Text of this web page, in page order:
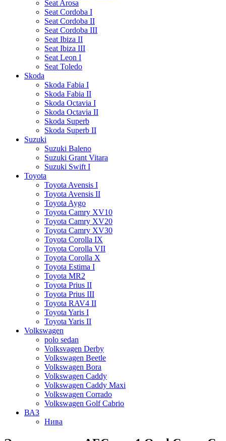
Seat Arosa
Seat Cordoba I
Seat Cordoba II
Seat Cordoba III
Seat Ibiza II
Seat Ibiza III
Seat Leon I
Seat Toledo
Skoda
Skoda Fabia I
Skoda Fabia II
Skoda Octavia I
Skoda Octavia II
Skoda Superb
Skoda Superb II
Suzuki
Suzuki Baleno
Suzuki Grant Vitara
Suzuki Swift I
Toyota
Toyota Avensis I
Toyota Avensis II
Toyota Aygo
Toyota Camry XV10
Toyota Camry XV20
Toyota Camry XV30
Toyota Corolla IX
Toyota Corolla VII
Toyota Corolla X
Toyota Estima I
Toyota MR2
Toyota Prius II
Toyota Prius III
Toyota RAV4 II
Toyota Yaris I
Toyota Yaris II
Volkswagen
polo sedan
Volksvagen Derby
Volkswagen Beetle
Volkswagen Bora
Volkswagen Caddy
Volkswagen Caddy Maxi
Volkswagen Corrado
Volkswagen Golf Cabrio
ВАЗ
Нива